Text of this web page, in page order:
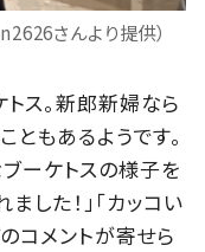
さんより提供）
ス。新郎新婦なら
ともあるようです。
ーケトスの様子を
した！」「カッコい
コメントが寄せら